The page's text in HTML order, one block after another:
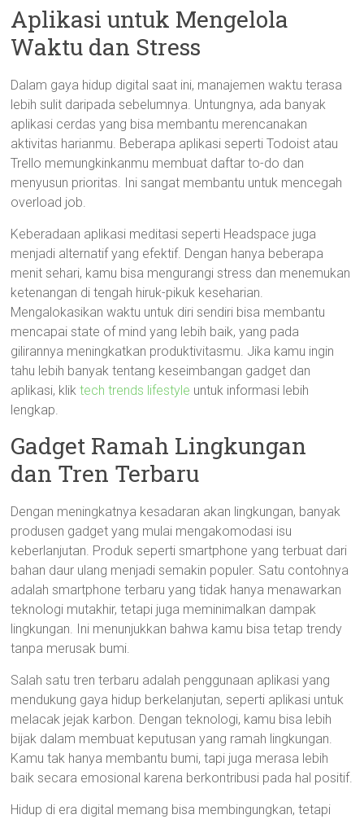
Aplikasi untuk Mengelola
Waktu dan Stress
Dalam gaya hidup digital saat ini, manajemen waktu terasa
lebih sulit daripada sebelumnya. Untungnya, ada banyak
aplikasi cerdas yang bisa membantu merencanakan
aktivitas harianmu. Beberapa aplikasi seperti Todoist atau
Trello memungkinkanmu membuat daftar to-do dan
menyusun prioritas. Ini sangat membantu untuk mencegah
overload job.
Keberadaan aplikasi meditasi seperti Headspace juga
menjadi alternatif yang efektif. Dengan hanya beberapa
menit sehari, kamu bisa mengurangi stress dan menemukan
ketenangan di tengah hiruk-pikuk keseharian.
Mengalokasikan waktu untuk diri sendiri bisa membantu
mencapai state of mind yang lebih baik, yang pada
gilirannya meningkatkan produktivitasmu. Jika kamu ingin
tahu lebih banyak tentang keseimbangan gadget dan
aplikasi, kliktech trends lifestyle untuk informasi lebih
lengkap.
Gadget Ramah Lingkungan
dan Tren Terbaru
Dengan meningkatnya kesadaran akan lingkungan, banyak
produsen gadget yang mulai mengakomodasi isu
keberlanjutan. Produk seperti smartphone yang terbuat dari
bahan daur ulang menjadi semakin populer. Satu contohnya
adalah smartphone terbaru yang tidak hanya menawarkan
teknologi mutakhir, tetapi juga meminimalkan dampak
lingkungan. Ini menunjukkan bahwa kamu bisa tetap trendy
tanpa merusak bumi.
Salah satu tren terbaru adalah penggunaan aplikasi yang
mendukung gaya hidup berkelanjutan, seperti aplikasi untuk
melacak jejak karbon. Dengan teknologi, kamu bisa lebih
bijak dalam membuat keputusan yang ramah lingkungan.
Kamu tak hanya membantu bumi, tapi juga merasa lebih
baik secara emosional karena berkontribusi pada hal positif.
Hidup di era digital memang bisa membingungkan, tetapi